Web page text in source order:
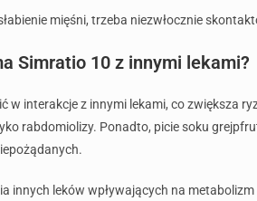
mięśni, trzeba niezwłocznie
Simratio 10 z innymi lekami?
w interakcje z innymi lekami, co zwiększa
rabdomiolizy. Ponadto, picie soku
innych leków wpływających na